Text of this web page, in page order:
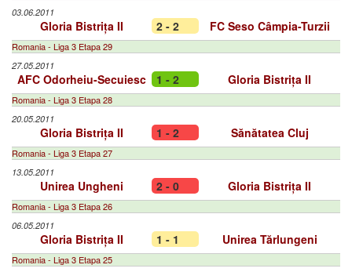
03.06.2011
Gloria Bistrița II 2 - 2 FC Seso Câmpia-Turzii
Romania - Liga 3 Etapa 29
27.05.2011
AFC Odorheiu-Secuiesc 1 - 2 Gloria Bistrița II
Romania - Liga 3 Etapa 28
20.05.2011
Gloria Bistrița II 1 - 2 Sănătatea Cluj
Romania - Liga 3 Etapa 27
13.05.2011
Unirea Ungheni 2 - 0 Gloria Bistrița II
Romania - Liga 3 Etapa 26
06.05.2011
Gloria Bistrița II 1 - 1 Unirea Tărlungeni
Romania - Liga 3 Etapa 25